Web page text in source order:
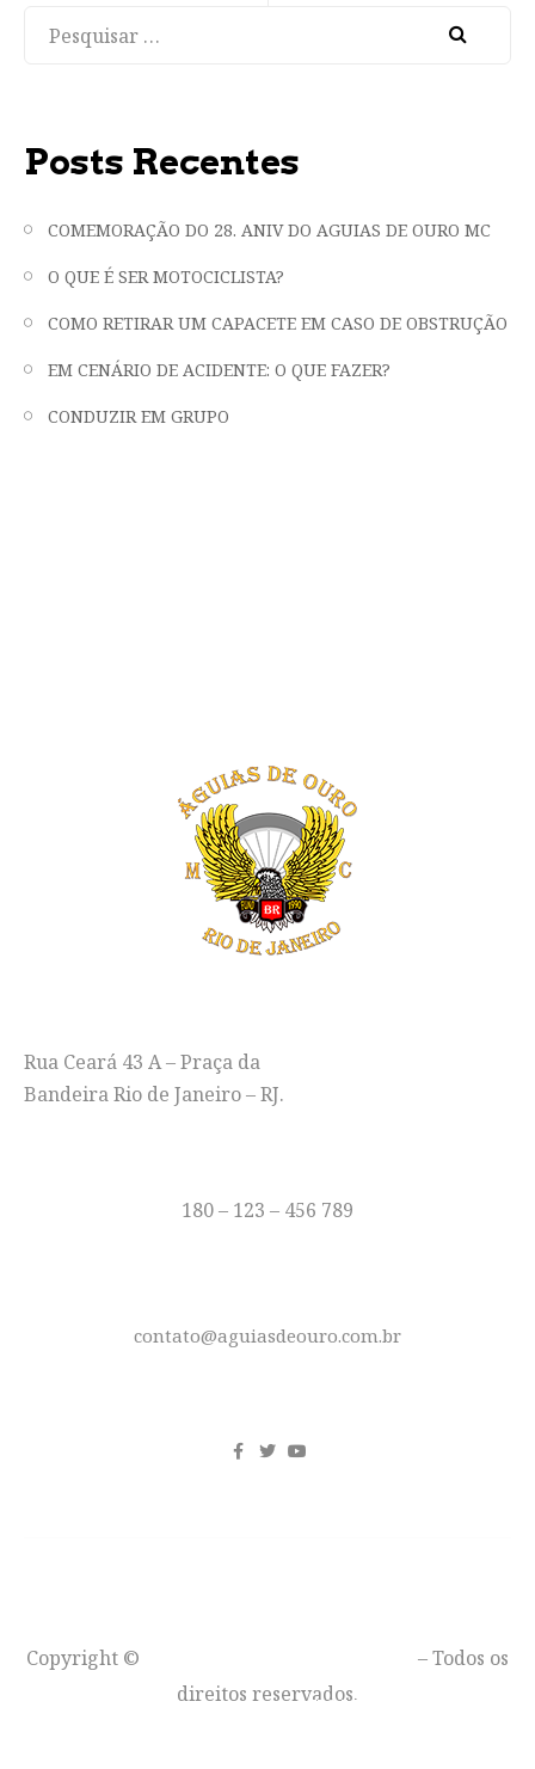
Posts Recentes
COMEMORAÇÃO DO 28. ANIV DO AGUIAS DE OURO MC
O QUE É SER MOTOCICLISTA?
COMO RETIRAR UM CAPACETE EM CASO DE OBSTRUÇÃO
EM CENÁRIO DE ACIDENTE: O QUE FAZER?
CONDUZIR EM GRUPO
Rua Ceará 43 A – Praça da
Bandeira Rio de Janeiro – RJ.
180 – 123 – 456 789
contato@aguiasdeouro.com.br
Copyright ©
– Todos os
direitos reservados.
VOLTAR AO TOPO